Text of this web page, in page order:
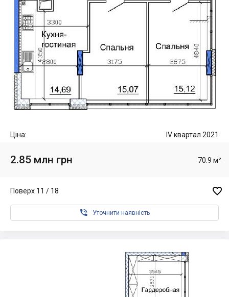
Ціна: IV квартал 2021
2.85 млн грн 70.9 м²
Поверх 11 / 18 
 Уточнити наявність